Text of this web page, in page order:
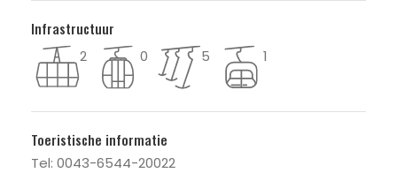
Infrastructuur
2 0 5 1
Toeristische informatie
Tel: 0043-6544-20022